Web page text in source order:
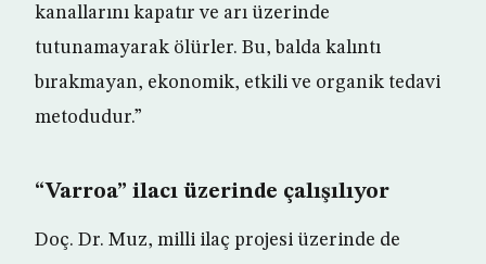
kanallarını kapatır ve arı üzerinde
tutunamayarak ölürler. Bu, balda kalıntı
bırakmayan, ekonomik, etkili ve organik tedavi
metodudur.”
“Varroa” ilacı üzerinde çalışılıyor
Doç. Dr. Muz, milli ilaç projesi üzerinde de